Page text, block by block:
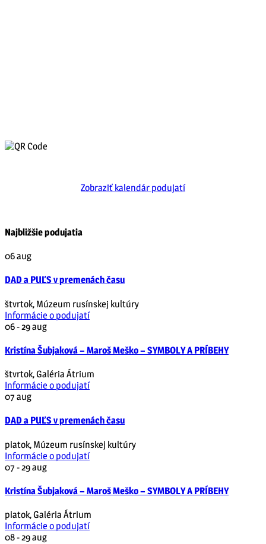
Zobraziť kalendár podujatí
Najbližšie podujatia
06aug
DAD a PUĽS v premenách času
štvrtok, Múzeum rusínskej kultúry
Informácie o podujatí
06 - 29aug
Kristína Šubjaková – Maroš Meško – SYMBOLY A PRÍBEHY
štvrtok,Galéria Átrium
Informácie o podujatí
07 aug
DAD a PUĽS v premenách času
piatok, Múzeum rusínskej kultúry
Informácie o podujatí
07 - 29aug
Kristína Šubjaková – Maroš Meško – SYMBOLY A PRÍBEHY
piatok,Galéria Átrium
Informácie o podujatí
08 - 29aug